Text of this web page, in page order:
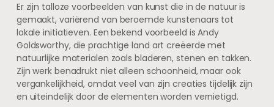
Er zijn talloze voorbeelden van kunst die in de natuur is
gemaakt, variërend van beroemde kunstenaars tot
lokale initiatieven. Een bekend voorbeeld is Andy
Goldsworthy, die prachtige land art creëerde met
natuurlijke materialen zoals bladeren, stenen en takken.
Zijn werk benadrukt niet alleen schoonheid, maar ook
vergankelijkheid, omdat veel van zijn creaties tijdelijk zijn
en uiteindelijk door de elementen worden vernietigd.